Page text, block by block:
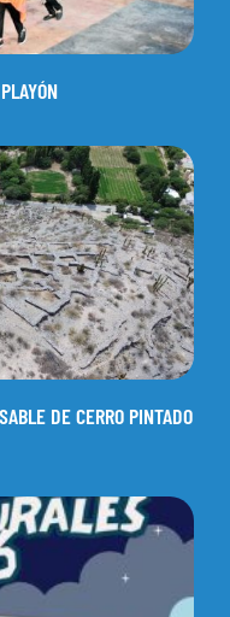
DE CERRO PINTADO